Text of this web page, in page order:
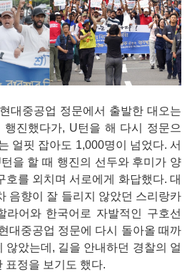
대중공업 정문에서 출발한 대오는
행진했다가, U턴을 해 다시 정문으
얼핏 잡아도 1,000명이 넘었다. 서
을 할 때 행진의 선두와 후미가 양
호를 외치며 서로에게 화답했다. 대
음향이 잘 들리지 않았던 스리랑카
라어와 한국어로 자발적인 구호선
대중공업 정문에 다시 돌아올 때까
않았는데, 길을 안내하던 경찰의 얼
표정을 보기도 했다.